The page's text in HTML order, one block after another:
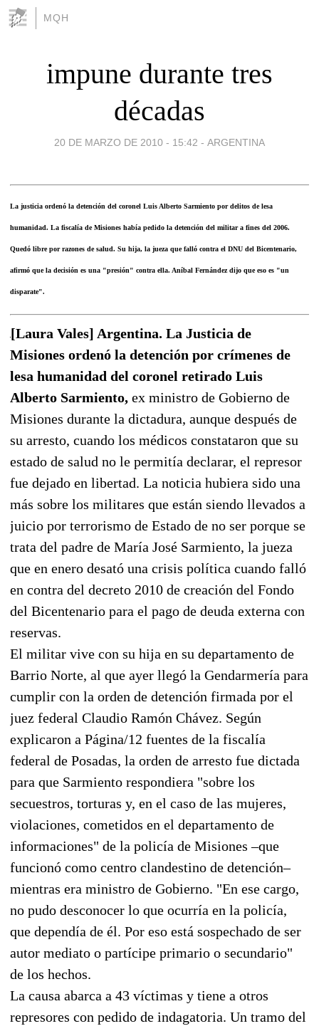
MQH
impune durante tres
décadas
20 DE MARZO DE 2010 - 15:42 - ARGENTINA
La justicia ordenó la detención del coronel Luis Alberto Sarmiento por delitos de lesa
humanidad. La fiscalía de Misiones había pedido la detención del militar a fines del 2006.
Quedó libre por razones de salud. Su hija, la jueza que falló contra el DNU del Bicentenario,
afirmó que la decisión es una "presión" contra ella. Aníbal Fernández dijo que eso es "un
disparate".
[Laura Vales] Argentina. La Justicia de
Misiones ordenó la detención por crímenes de
lesa humanidad del coronel retirado Luis
Alberto Sarmiento, ex ministro de Gobierno de
Misiones durante la dictadura, aunque después de
su arresto, cuando los médicos constataron que su
estado de salud no le permitía declarar, el represor
fue dejado en libertad. La noticia hubiera sido una
más sobre los militares que están siendo llevados a
juicio por terrorismo de Estado de no ser porque se
trata del padre de María José Sarmiento, la jueza
que en enero desató una crisis política cuando falló
en contra del decreto 2010 de creación del Fondo
del Bicentenario para el pago de deuda externa con
reservas.
El militar vive con su hija en su departamento de
Barrio Norte, al que ayer llegó la Gendarmería para
cumplir con la orden de detención firmada por el
juez federal Claudio Ramón Chávez. Según
explicaron a Página/12 fuentes de la fiscalía
federal de Posadas, la orden de arresto fue dictada
para que Sarmiento respondiera "sobre los
secuestros, torturas y, en el caso de las mujeres,
violaciones, cometidos en el departamento de
informaciones" de la policía de Misiones –que
funcionó como centro clandestino de detención–
mientras era ministro de Gobierno. "En ese cargo,
no pudo desconocer lo que ocurría en la policía,
que dependía de él. Por eso está sospechado de ser
autor mediato o partícipe primario o secundario"
de los hechos.
La causa abarca a 43 víctimas y tiene a otros
represores con pedido de indagatoria. Un tramo del